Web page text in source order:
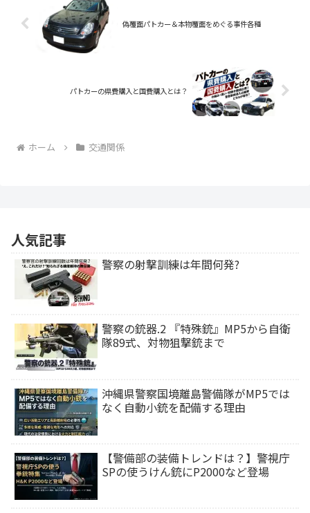
偽覆面パトカー＆本物覆面をめぐる事件各種
パトカーの県費購入と国費購入とは？
ホーム 交通関係
人気記事
警察の射撃訓練は年間何発?
警察の銃器.2 『特殊銃』MP5から自衛
隊89式、対物狙撃銃まで
沖縄県警察国境離島警備隊がMP5では
なく自動小銃を配備する理由
【警備部の装備トレンドは？】警視庁
SPの使うけん銃にP2000など登場